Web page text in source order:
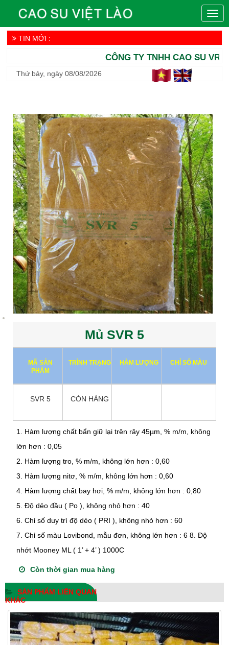
TIN MỚI :
CÔNG TY TNHH CAO SU VRG
Thứ bảy, ngày 08/08/2026
Mủ SVR 5
MÃ SẢN
PHẨM
TRÌNH TRẠNG HÀM LƯỢNG CHỈ SỐ MÀU
SVR 5 CÒN HÀNG
1. Hàm lượng chất bẩn giữ lại trên rây 45µm, % m/m, không
lớn hơn : 0,05
2. Hàm lượng tro, % m/m, không lớn hơn : 0,60
3. Hàm lượng nitơ, % m/m, không lớn hơn : 0,60
4. Hàm lượng chất bay hơi, % m/m, không lớn hơn : 0,80
5. Độ dẻo đầu ( Po ), không nhỏ hơn : 40
6. Chỉ số duy trì độ dẻo ( PRI ), không nhỏ hơn : 60
7. Chỉ số màu Lovibond, mẫu đơn, không lớn hơn : 6 8. Độ
nhớt Mooney ML ( 1’ + 4’ ) 1000C
Còn thời gian mua hàng
SẢN PHẨM LIÊN QUAN
KHÁC